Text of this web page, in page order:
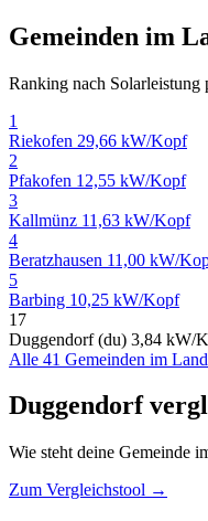
Gemeinden im
Ranking nach Solarleistung
1
Riekofen 29,66 kW/Kopf
2
Pfakofen 12,55 kW/Kopf
3
Kallmünz 11,63 kW/Kopf
4
Beratzhausen 11,00 kW/
5
Barbing 10,25 kW/Kopf
17
Duggendorf (du) 3,84 kW/
Alle 41 Gemeinden im
Duggendorf
Wie steht deine Gemeinde
Zum Vergleichstool →